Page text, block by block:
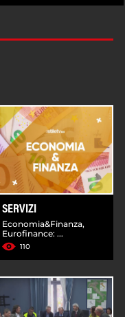
SERVIZI
Economia&Finanza,
Eurofinance: ...
110